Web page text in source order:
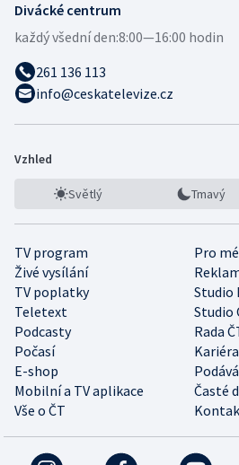
Divácké centrum
každý všední den:8:00—16:00 hodin
261 136 113
info@ceskatelevize.cz
Vzhled
Světlý Tmavý
TV program
Pro
Živé vysílání
TV poplatky
Studio
Teletext
Studio
Podcasty
Rada
Počasí
Kariéra
E-shop
Mobilní a TV aplikace
Časté
Vše o ČT